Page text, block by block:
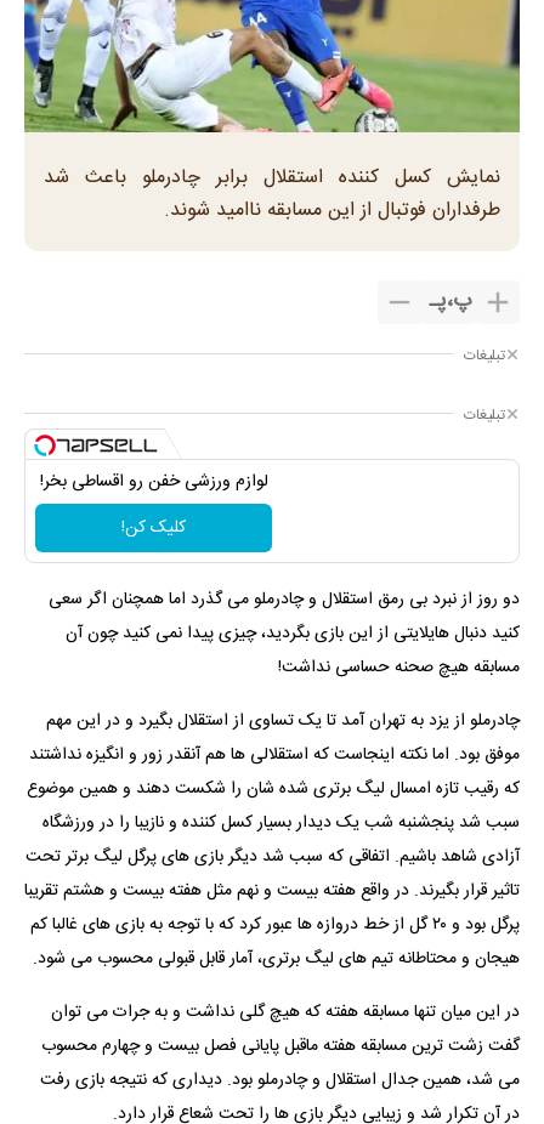
نمایش کسل کننده استقلال برابر چادرملو باعث شد
طرفداران فوتبال از این مسابقه ناامید شوند.
پ،پـ
تبلیغات
تبلیغات
لوازم ورزشی خفن رو اقساطی بخر!
کلیک کن!
دو روز از نبرد بی رمق استقلال و چادرملو می گذرد اما همچنان اگر سعی
کنید دنبال هایلایتی از این بازی بگردید، چیزی پیدا نمی کنید چون آن
مسابقه هیچ صحنه حساسی نداشت!
چادرملو از یزد به تهران آمد تا یک تساوی از استقلال بگیرد و در این مهم
موفق بود. اما نکته اینجاست که استقلالی ها هم آنقدر زور و انگیزه نداشتند
که رقیب تازه امسال لیگ برتری شده شان را شکست دهند و همین موضوع
سبب شد پنجشنبه شب یک دیدار بسیار کسل کننده و نازیبا را در ورزشگاه
آزادی شاهد باشیم. اتفاقی که سبب شد دیگر بازی های پرگل لیگ برتر تحت
تاثیر قرار بگیرند. در واقع هفته بیست و نهم مثل هفته بیست و هشتم تقریبا
پرگل بود و ۲۰ گل از خط دروازه ها عبور کرد که با توجه به بازی های غالبا کم
هیجان و محتاطانه تیم های لیگ برتری، آمار قابل قبولی محسوب می شود.
در این میان تنها مسابقه هفته که هیچ گلی نداشت و به جرات می توان
گفت زشت ترین مسابقه هفته ماقبل پایانی فصل بیست و چهارم محسوب
می شد، همین جدال استقلال و چادرملو بود. دیداری که نتیجه بازی رفت
در آن تکرار شد و زیبایی دیگر بازی ها را تحت شعاع قرار دارد.